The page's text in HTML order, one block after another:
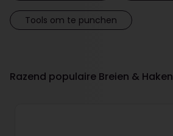
Tools om te punchen
Razend populaire Breien & Haken